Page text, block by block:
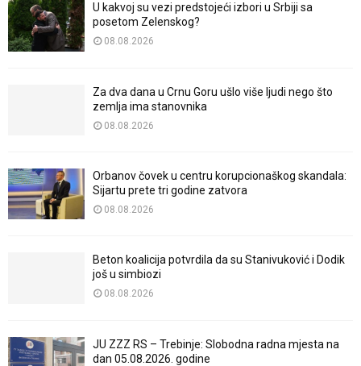
U kakvoj su vezi predstojeći izbori u Srbiji sa
posetom Zelenskog?
08.08.2026
Za dva dana u Crnu Goru ušlo više ljudi nego što
zemlja ima stanovnika
08.08.2026
Orbanov čovek u centru korupcionaškog skandala:
Sijartu prete tri godine zatvora
08.08.2026
Beton koalicija potvrdila da su Stanivuković i Dodik
još u simbiozi
08.08.2026
JU ZZZ RS – Trebinje: Slobodna radna mjesta na
dan 05.08.2026. godine